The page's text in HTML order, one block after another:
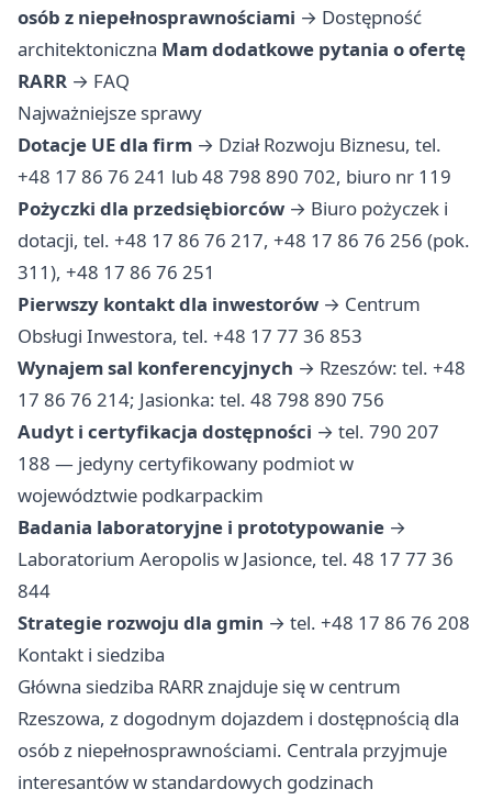
osób z niepełnosprawnościami → Dostępność
architektoniczna Mam dodatkowe pytania o ofertę
RARR → FAQ
Najważniejsze sprawy
Dotacje UE dla firm → Dział Rozwoju Biznesu, tel.
+48 17 86 76 241 lub 48 798 890 702, biuro nr 119
Pożyczki dla przedsiębiorców → Biuro pożyczek i
dotacji, tel. +48 17 86 76 217, +48 17 86 76 256 (pok.
311), +48 17 86 76 251
Pierwszy kontakt dla inwestorów → Centrum
Obsługi Inwestora, tel. +48 17 77 36 853
Wynajem sal konferencyjnych → Rzeszów: tel. +48
17 86 76 214; Jasionka: tel. 48 798 890 756
Audyt i certyfikacja dostępności → tel. 790 207
188 — jedyny certyfikowany podmiot w
województwie podkarpackim
Badania laboratoryjne i prototypowanie →
Laboratorium Aeropolis w Jasionce, tel. 48 17 77 36
844
Strategie rozwoju dla gmin → tel. +48 17 86 76 208
Kontakt i siedziba
Główna siedziba RARR znajduje się w centrum
Rzeszowa, z dogodnym dojazdem i dostępnością dla
osób z niepełnosprawnościami. Centrala przyjmuje
interesantów w standardowych godzinach